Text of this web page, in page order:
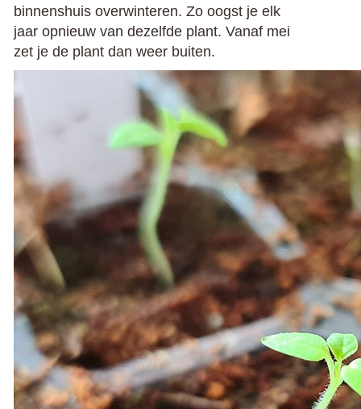
binnenshuis overwinteren. Zo oogst je elk
jaar opnieuw van dezelfde plant. Vanaf mei
zet je de plant dan weer buiten.